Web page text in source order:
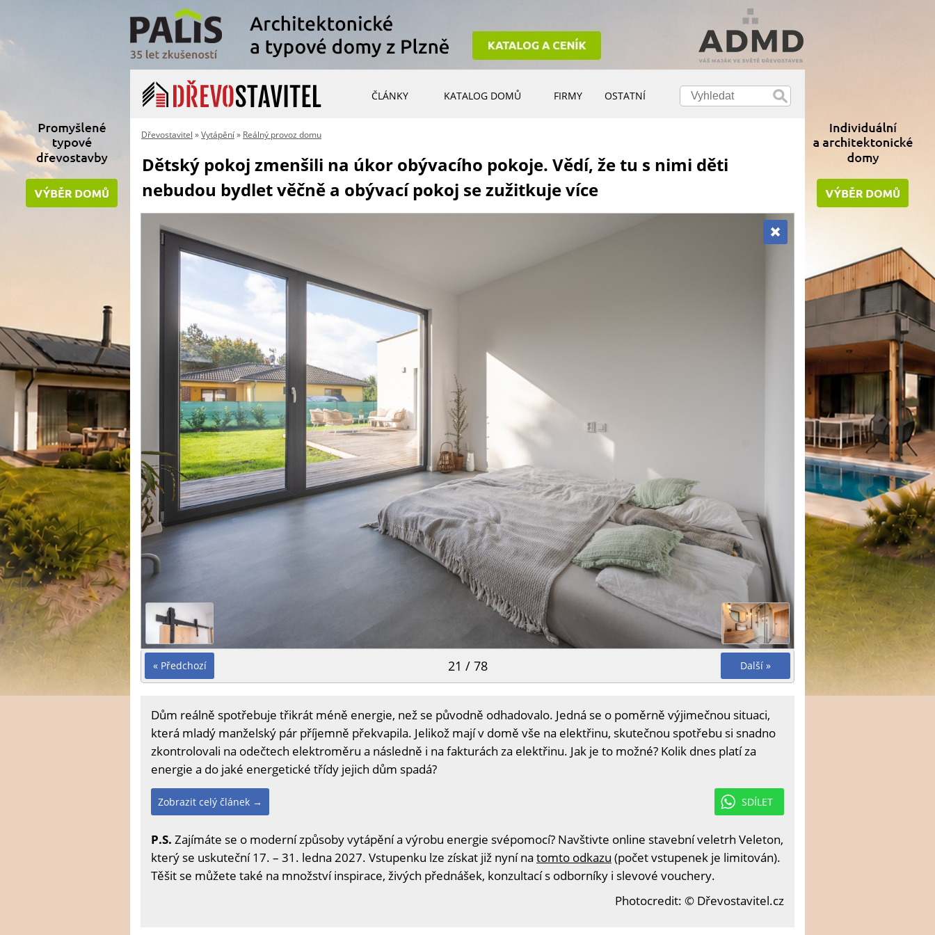
ČLÁNKY KATALOG DOMŮ FIRMY OSTATNÍ
Dřevostavitel »Vytápění» Reálný provoz domu
Dětský pokoj zmenšili na úkor obývacího pokoje. Vědí, že tu s nimi děti
nebudou bydlet věčně a obývací pokoj se zužitkuje více
« Předchozí Další »
21 / 78
Dům reálně spotřebuje třikrát méně energie, než se původně odhadovalo. Jedná se o poměrně výjimečnou situaci,
která mladý manželský pár příjemně překvapila. Jelikož mají v domě vše na elektřinu, skutečnou spotřebu si snadno
zkontrolovali na odečtech elektroměru a následně i na fakturách za elektřinu. Jak je to možné? Kolik dnes platí za
energie a do jaké energetické třídy jejich dům spadá?
SDÍLET
Zobrazit celý článek →
P.S. Zajímáte se o moderní způsoby vytápění a výrobu energie svépomocí? Navštivte online stavební veletrh Veleton,
který se uskuteční 17. – 31. ledna 2027. Vstupenku lze získat již nyní na tomto odkazu (počet vstupenek je limitován).
Těšit se můžete také na množství inspirace, živých přednášek, konzultací s odborníky i slevové vouchery.
Photocredit: © Dřevostavitel.cz